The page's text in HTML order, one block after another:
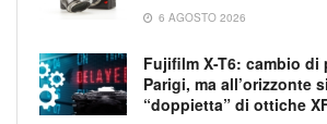
6 AGOSTO 2026
Fujifilm X-T6: cambio di
Parigi, ma all’orizzonte
“doppietta” di ottiche